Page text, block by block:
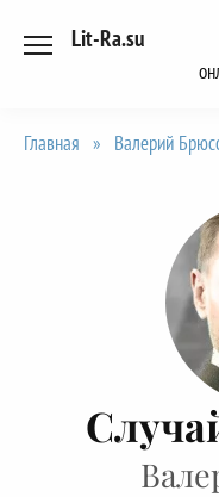
Lit-Ra.su
Главная » Валерий